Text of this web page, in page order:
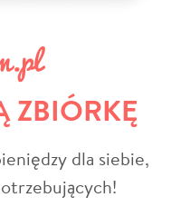
ZBIÓRKĘ
dla siebie,